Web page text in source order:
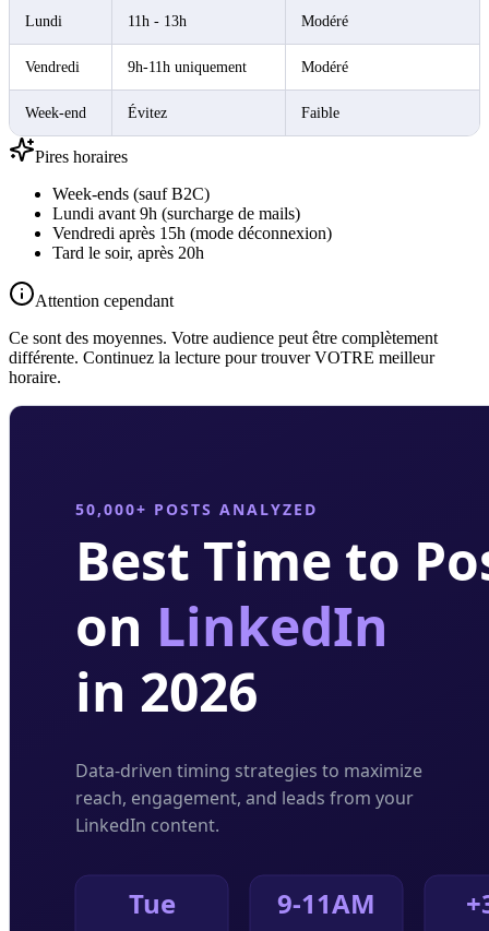
Lundi 11h - 13h Modéré
Vendredi 9h-11h uniquement Modéré
Week-end Évitez Faible
Pires horaires
Week-ends (sauf B2C)
Lundi avant 9h (surcharge de mails)
Vendredi après 15h (mode déconnexion)
Tard le soir, après 20h
Attention cependant
Ce sont des moyennes. Votre audience peut être complètement
différente. Continuez la lecture pour trouver VOTRE meilleur
horaire.